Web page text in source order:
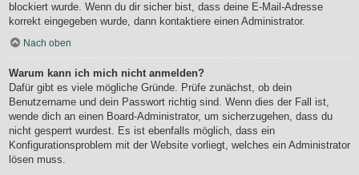
blockiert wurde. Wenn du dir sicher bist, dass deine E-Mail-Adresse
korrekt eingegeben wurde, dann kontaktiere einen Administrator.
Nach oben
Warum kann ich mich nicht anmelden?
Dafür gibt es viele mögliche Gründe. Prüfe zunächst, ob dein
Benutzername und dein Passwort richtig sind. Wenn dies der Fall ist,
wende dich an einen Board-Administrator, um sicherzugehen, dass du
nicht gesperrt wurdest. Es ist ebenfalls möglich, dass ein
Konfigurationsproblem mit der Website vorliegt, welches ein Administrator
lösen muss.